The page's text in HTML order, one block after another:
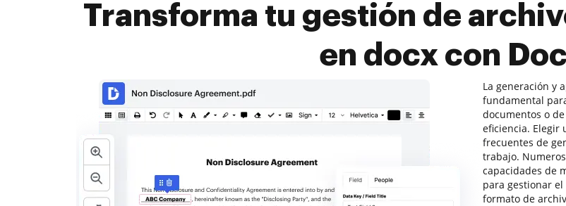
Transforma tu gestión de
en docx con
La generación y
fundamental
documentos o
eficiencia. Elegir
frecuentes de
trabajo.
capacidades de
para gestionar
formato de